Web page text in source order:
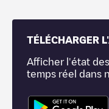
TÉLÉCHARGER
Afficher l'état
temps réel dans